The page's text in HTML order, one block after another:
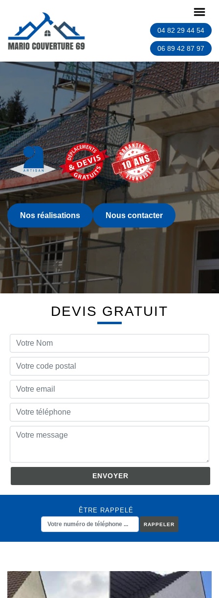
04 82 29 44 54
06 89 42 87 97
Nos réalisations Nous contacter
DEVIS GRATUIT
ÊTRE RAPPELÉ